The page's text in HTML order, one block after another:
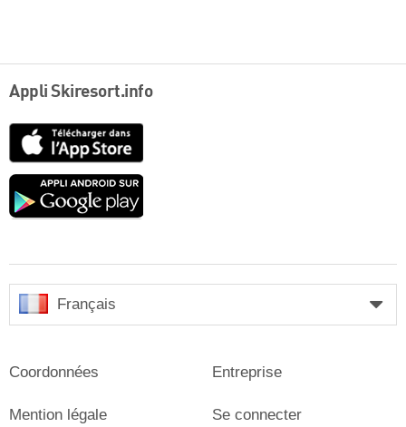
Appli Skiresort.info
Google
Français
Coordonnées
Mention légale
Entreprise
Se connecter